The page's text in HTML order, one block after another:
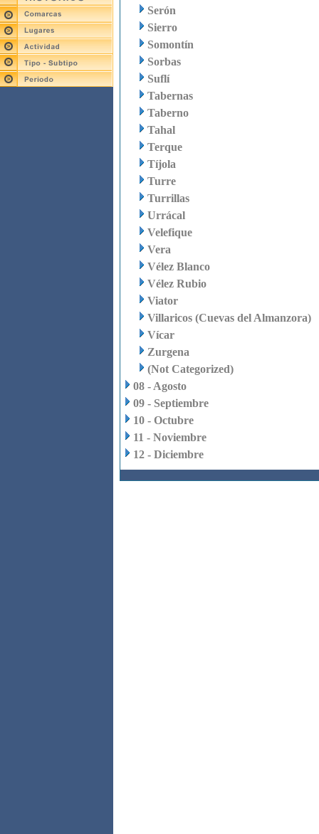
Serón
Sierro
Somontín
Sorbas
Suflí
Tabernas
Taberno
Tahal
Terque
Tíjola
Turre
Turrillas
Urrácal
Velefique
Vera
Vélez Blanco
Vélez Rubio
Viator
Villaricos (Cuevas del Almanzora)
Vícar
Zurgena
(Not Categorized)
08 - Agosto
09 - Septiembre
10 - Octubre
11 - Noviembre
12 - Diciembre